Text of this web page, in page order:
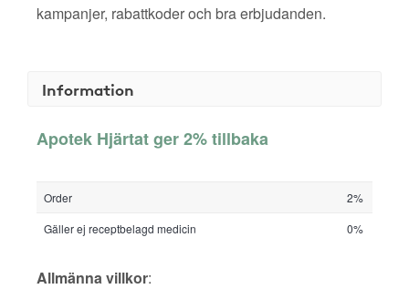
kampanjer, rabattkoder och bra erbjudanden.
Information
Apotek Hjärtat ger 2% tillbaka
Order
2%
Gäller ej receptbelagd medicin
0%
Allmänna villkor: